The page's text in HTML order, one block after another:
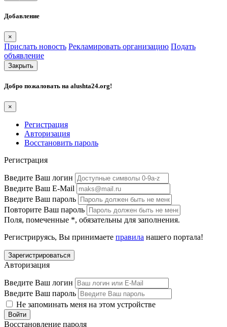
Добавление
×
Прислать новость Рекламировать организацию Подать
объявление
Закрыть
Добро пожаловать на alushta24.org!
×
Регистрация
Авторизация
Восстановить пароль
Регистрация
Введите Ваш логин
Введите Ваш E-Mail
Введите Ваш пароль
Повторите Ваш пароль
Поля, помеченные *, обязательны для заполнения.
Регистрируясь, Вы принимаете правила нашего портала!
Авторизация
Введите Ваш логин
Введите Ваш пароль
Не запоминать меня на этом устройстве
Восстановление пароля